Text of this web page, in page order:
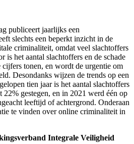
publiceert jaarlijks een
slechts een beperkt inzicht in de
criminaliteit, omdat veel slachtoffers
is het aantal slachtoffers en de schade
tonen, en wordt de urgentie om
Desondanks wijzen de trends op een
tien jaar is het aantal slachtoffers
gestegen, en in 2021 werd één op
leeftijd of achtergrond. Onderaan
te vinden over online criminaliteit in
Integrale Veiligheid